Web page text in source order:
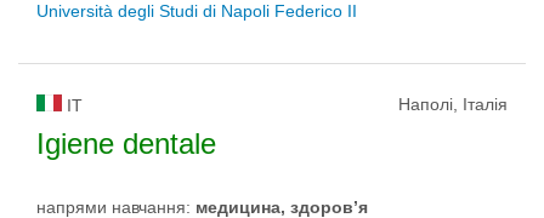
Università degli Studi di Napoli Federico II
IT Наполі, Італія
Igiene dentale
напрями навчання: медицина, здоров’я